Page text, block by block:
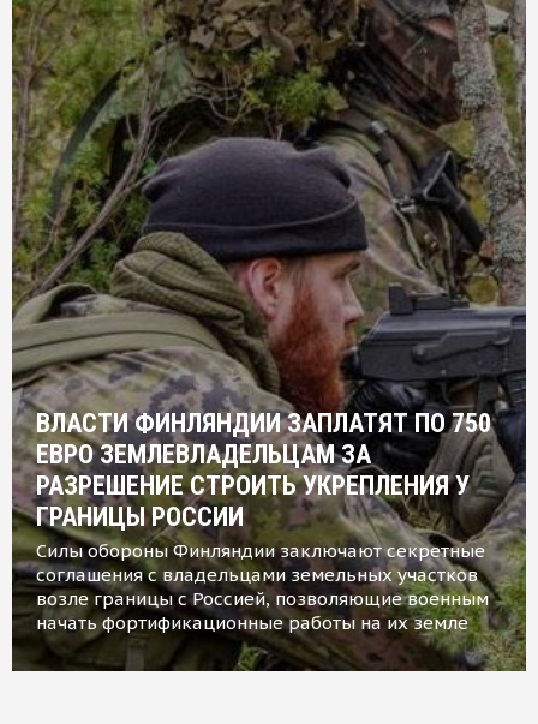
ВЛАСТИ ФИНЛЯНДИИ ЗАПЛАТЯТ ПО 750
ЕВРО ЗЕМЛЕВЛАДЕЛЬЦАМ ЗА
РАЗРЕШЕНИЕ СТРОИТЬ УКРЕПЛЕНИЯ У
ГРАНИЦЫ РОССИИ
Силы обороны Финляндии заключают секретные
соглашения с владельцами земельных участков
возле границы с Россией, позволяющие военным
начать фортификационные работы на их земле